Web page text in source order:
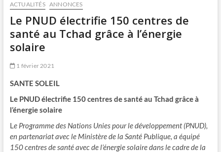
ACTUALITÉS ANNONCES
Le PNUD électrifie 150 centres de
santé au Tchad grâce à l’énergie
solaire
1 février 2021
SANTE SOLEIL
Le PNUD électrifie 150 centres de santé au Tchad grâce à
l’énergie solaire
Le Programme des Nations Unies pour le développement (PNUD),
en partenariat avec le Ministère de la Santé Publique, a équipé
150 centres de santé avec de l’énergie solaire dans le cadre de la